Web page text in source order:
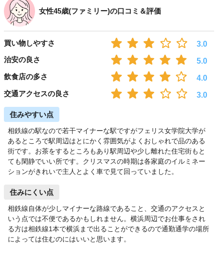
女性45歳(ファミリー)の口コミ＆評価
買い物しやすさ
3.0
治安の良さ
5.0
飲食店の多さ
4.0
交通アクセスの良さ
3.0
住みやすい点
相鉄線の駅なので若干マイナーな駅ですがフェリス女学院大学が
あるところで駅周辺はとにかく雰囲気がよくおしゃれで品のある
街です。お茶をするところもあり駅周辺や少し離れた住宅街もと
ても閑静でいい所です。クリスマスの時期は各家庭のイルミネー
ションがきれいで主人とよく車で見て回っていました。
住みにくい点
相鉄線自体が少しマイナーな路線であること、交通のアクセスと
いう点では不便であるかもしれません。横浜周辺でお仕事をされ
る方は相鉄線1本で横浜まで出ることができるので通勤通学の場所
によっては住むのにはいいと思います。